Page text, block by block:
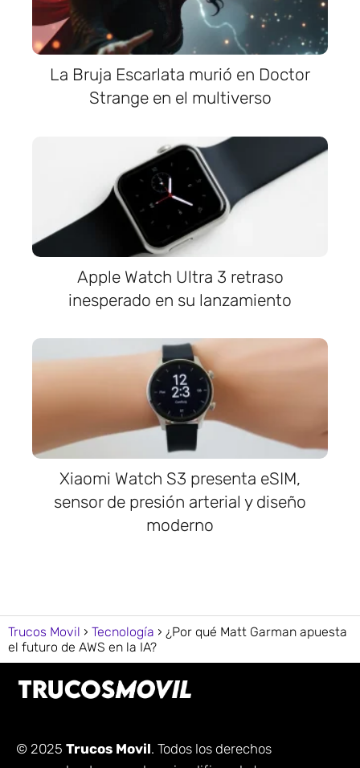
La Bruja Escarlata murió en Doctor
Strange en el multiverso
Apple Watch Ultra 3 retraso
inesperado en su lanzamiento
Xiaomi Watch S3 presenta eSIM,
sensor de presión arterial y diseño
moderno
Trucos Movil Tecnología
¿Por qué Matt Garman apuesta
el futuro de AWS en la IA?
© 2025 Trucos Movil. Todos los derechos